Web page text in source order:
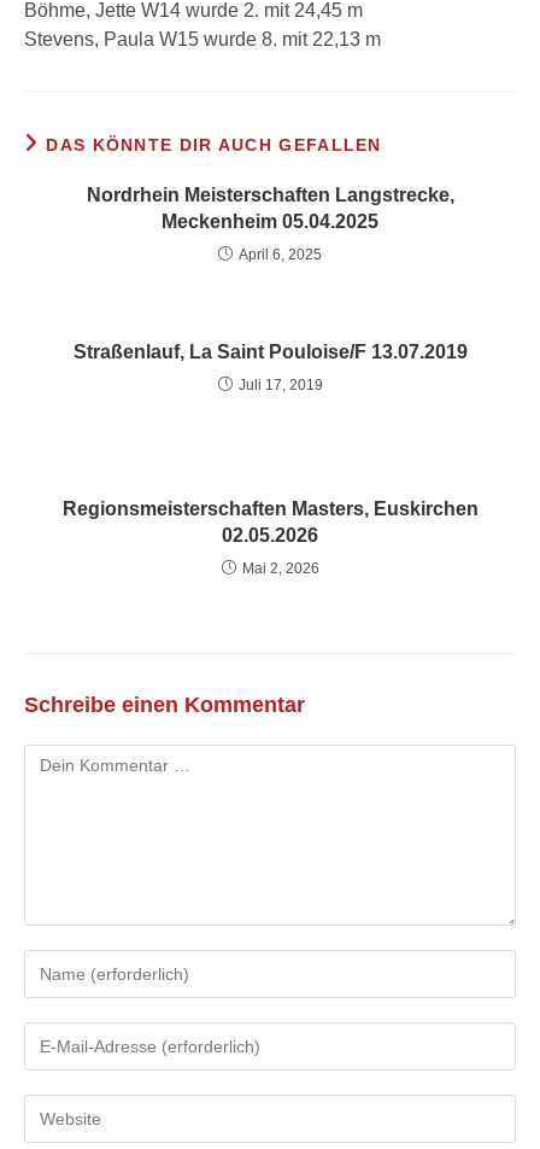
Böhme, Jette W14 wurde 2. mit 24,45 m
Stevens, Paula W15 wurde 8. mit 22,13 m
DAS KÖNNTE DIR AUCH GEFALLEN
Nordrhein Meisterschaften Langstrecke,
Meckenheim 05.04.2025
April 6, 2025
Straßenlauf, La Saint Pouloise/F 13.07.2019
Juli 17, 2019
Regionsmeisterschaften Masters, Euskirchen
02.05.2026
Mai 2, 2026
Schreibe einen Kommentar
Kommentar
deinen
oder
Kommentieren
ein
deine
Mail-
deine